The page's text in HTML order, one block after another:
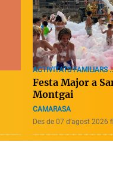
ACTIVITATS FAMILIARS
Festa Major a
Montgai
CAMARASA
Des de 07 d’agost 2026